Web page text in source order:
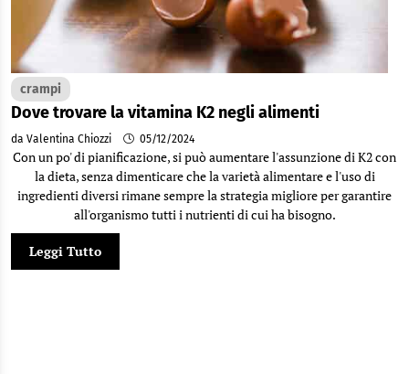
crampi
Dove trovare la vitamina K2 negli alimenti
da Valentina Chiozzi 05/12/2024
Con un po' di pianificazione, si può aumentare l'assunzione di K2 con
la dieta, senza dimenticare che la varietà alimentare e l'uso di
ingredienti diversi rimane sempre la strategia migliore per garantire
all'organismo tutti i nutrienti di cui ha bisogno.
Leggi Tutto